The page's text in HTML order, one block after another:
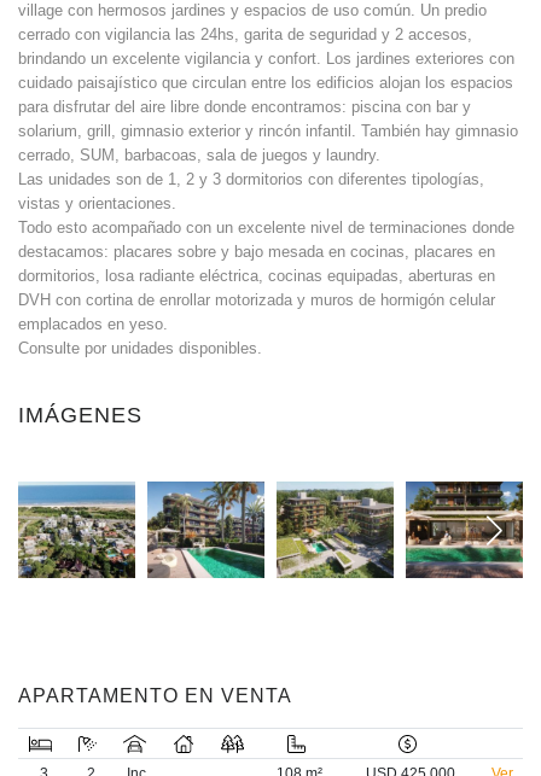
village con hermosos jardines y espacios de uso común. Un predio
cerrado con vigilancia las 24hs, garita de seguridad y 2 accesos,
brindando un excelente vigilancia y confort. Los jardines exteriores con
cuidado paisajístico que circulan entre los edificios alojan los espacios
para disfrutar del aire libre donde encontramos: piscina con bar y
solarium, grill, gimnasio exterior y rincón infantil. También hay gimnasio
cerrado, SUM, barbacoas, sala de juegos y laundry.
Las unidades son de 1, 2 y 3 dormitorios con diferentes tipologías,
vistas y orientaciones.
Todo esto acompañado con un excelente nivel de terminaciones donde
destacamos: placares sobre y bajo mesada en cocinas, placares en
dormitorios, losa radiante eléctrica, cocinas equipadas, aberturas en
DVH con cortina de enrollar motorizada y muros de hormigón celular
emplacados en yeso.
Consulte por unidades disponibles.
IMÁGENES
APARTAMENTO EN VENTA